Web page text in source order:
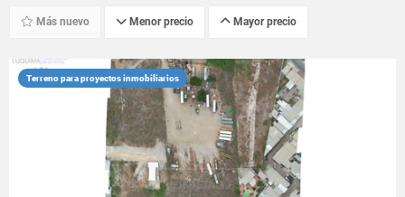
Más nuevo Menor precio Mayor precio
Terreno para proyectos inmobiliarios
VER DETALLES